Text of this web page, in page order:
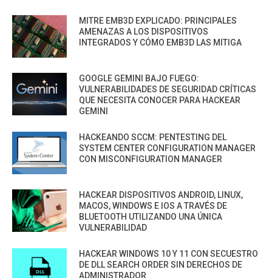
MITRE EMB3D EXPLICADO: PRINCIPALES
AMENAZAS A LOS DISPOSITIVOS
INTEGRADOS Y CÓMO EMB3D LAS MITIGA
GOOGLE GEMINI BAJO FUEGO:
VULNERABILIDADES DE SEGURIDAD CRÍTICAS
QUE NECESITA CONOCER PARA HACKEAR
GEMINI
HACKEANDO SCCM: PENTESTING DEL
SYSTEM CENTER CONFIGURATION MANAGER
CON MISCONFIGURATION MANAGER
HACKEAR DISPOSITIVOS ANDROID, LINUX,
MACOS, WINDOWS E IOS A TRAVÉS DE
BLUETOOTH UTILIZANDO UNA ÚNICA
VULNERABILIDAD
HACKEAR WINDOWS 10 Y 11 CON SECUESTRO
DE DLL SEARCH ORDER SIN DERECHOS DE
ADMINISTRADOR